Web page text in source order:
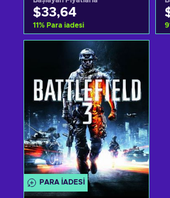
$33,64
11% Para iadesi
Sepete ekle
Teklifleri görüntüle
9
PARA IADESI